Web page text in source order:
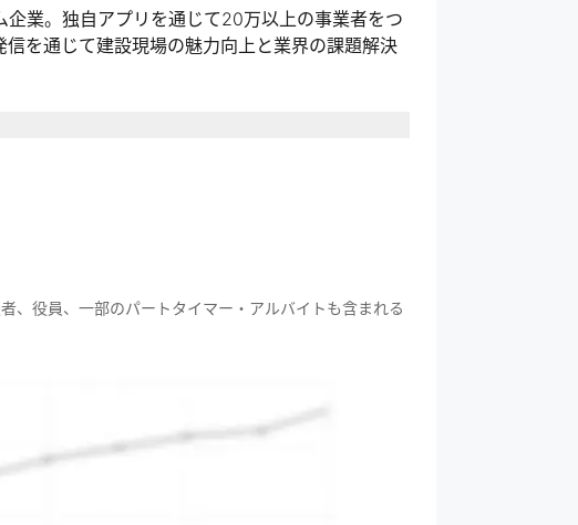
業。独自アプリを通じて20万以上の事業者をつ
を通じて建設現場の魅力向上と業界の課題解決
までは建設業界が衰退してしまうという危機感
安定・事業拡大を通じて、建設現場を魅力ある
、役員、一部のパートタイマー・アルバイトも含まれる